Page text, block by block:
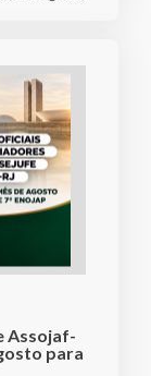
Assojaf-
para